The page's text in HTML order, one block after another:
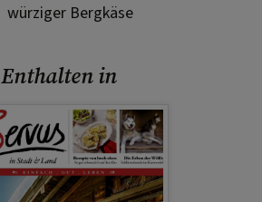
würziger Bergkäse
Enthalten in